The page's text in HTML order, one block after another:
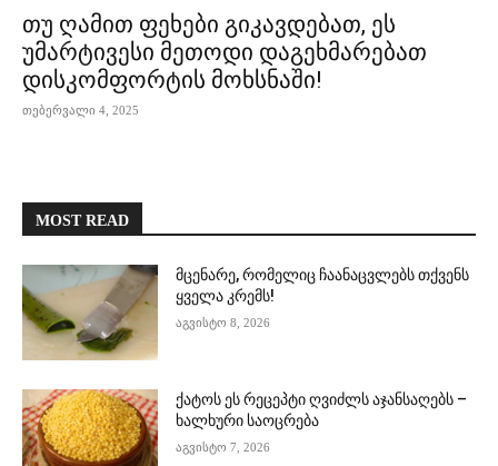
თუ ღამით ფეხები გიკავდებათ, ეს
უმარტივესი მეთოდი დაგეხმარებათ
დისკომფორტის მოხსნაში!
თებერვალი 4, 2025
MOST READ
მცენარე, რომელიც ჩაანაცვლებს თქვენს
ყველა კრემს!
აგვისტო 8, 2026
ქატოს ეს რეცეპტი ღვიძლს აჯანსაღებს –
ხალხური საოცრება
აგვისტო 7, 2026